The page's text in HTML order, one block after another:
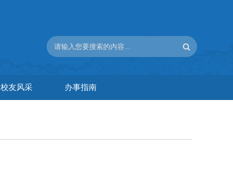
校友风采 办事指南